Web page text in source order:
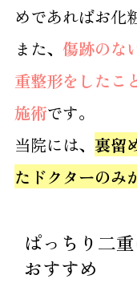
めであればお化
また、 傷跡のな
重整形をしたこ
施術です。
当院には、 裏留
たドクターのみ
ぱっちり二
おすすめ